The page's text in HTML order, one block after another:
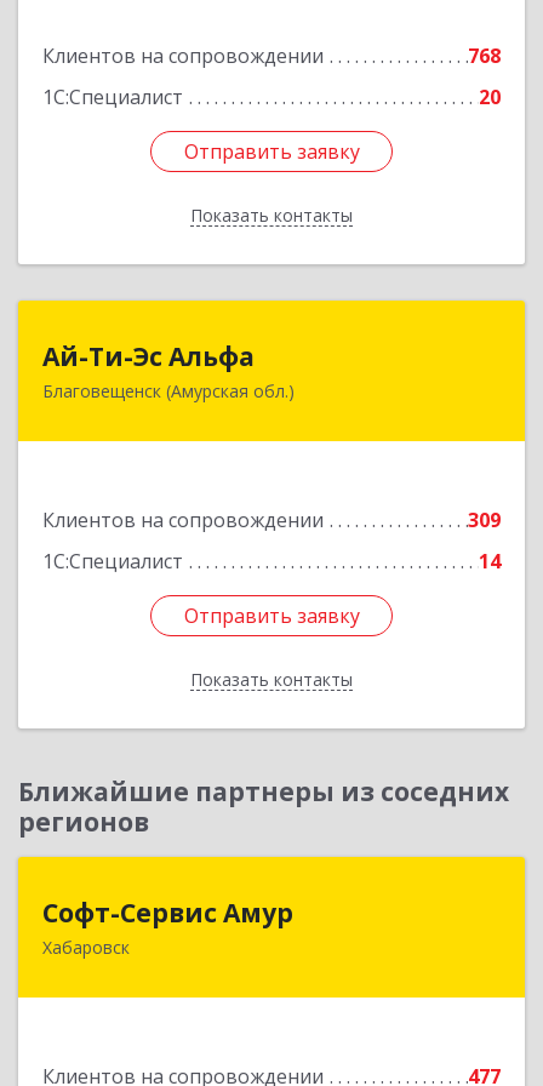
Клиентов на сопровождении
768
1С:Специалист
20
Отправить заявку
Показать контакты
Отправить заявку
Назад
Ай-Ти-Эс Альфа
Благовещенск (Амурская обл.)
Клиентов на сопровождении
309
1С:Специалист
14
Отправить заявку
Показать контакты
675000, Амурская обл, Благовещенск г, Зейская
Отправить заявку
Назад
Ближайшие партнеры из соседних
регионов
Софт-Сервис Амур
Хабаровск
Клиентов на сопровождении 477
680000, Хабаровский край, Хабаровск г,